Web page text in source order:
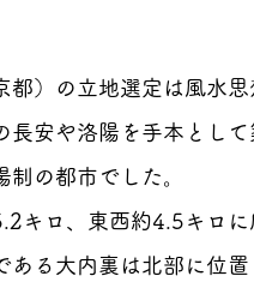
都）の立地選定は風水思
長安や洛陽を手本として
制の都市でした。
キロ、東西約4.5キロに
ある大内裏は北部に位置